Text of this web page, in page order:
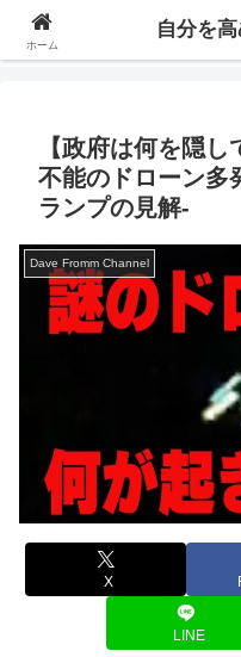
自分の価値を高めるための学びに
【政府は何を隠
不能のドローン多
ランプの見解-
Dave Fromm Channel
X
LINE
ホーム
自分を